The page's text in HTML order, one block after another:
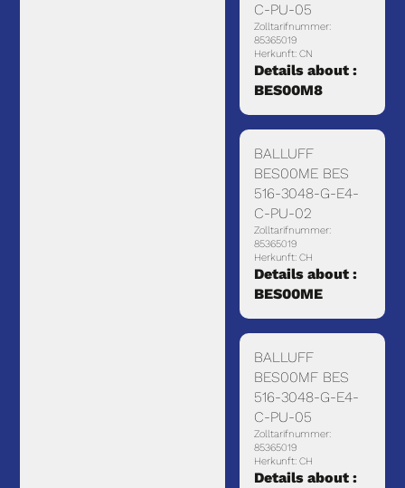
C-PU-05
Zolltarifnummer:
85365019
Herkunft: CN
Details about :
BES00M8
BALLUFF
BES00ME BES
516-3048-G-E4-
C-PU-02
Zolltarifnummer:
85365019
Herkunft: CH
Details about :
BES00ME
BALLUFF
BES00MF BES
516-3048-G-E4-
C-PU-05
Zolltarifnummer:
85365019
Herkunft: CH
Details about :